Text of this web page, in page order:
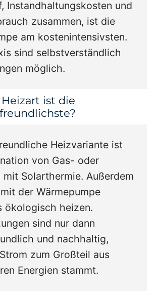
Instandhaltungskosten und
zusammen, ist die
am kostenintensivsten.
sind selbstverständlich
möglich.
ist die
Heizvariante ist
von Gas- oder
mit Solarthermie. Außerdem
der Wärmepumpe
ökologisch heizen.
sind nur dann
und nachhaltig,
zum Großteil aus
Energien stammt.